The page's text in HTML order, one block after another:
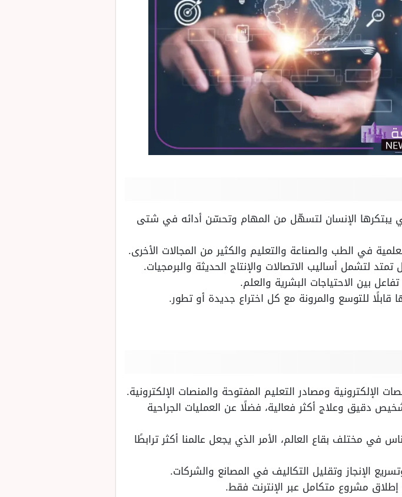
يبتكرها الإنسان لتسهّل من المهام وتحسّن أدائه في شتى
في الطب والصناعة والتعليم والكثير من المجالات الأخرى.
لتشمل أساليب الاتصالات والإنتاج الحديثة والبرمجيات.
بين الاحتياجات البشرية والعلم.
قابلًا للتوسع والمرونة مع كل اختراع جديدة أو تطور.
الإلكترونية ومصادر التعليم المفتوحة والمنصات الإلكترونية.
دقيق وعلاج أكثر فعالية، فضلًا عن العمليات الجراحية
في مختلف بقاع العالم، الأمر الذي يجعل عالمنا أكثر ترابطًا
الإنجاز وتقليل التكاليف في المصانع والشركات.
إطلاق مشروع متكامل عبر الإنترنت فقط.